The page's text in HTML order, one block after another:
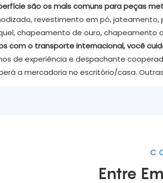
são os mais comuns para peças
revestimento em pó,
chapeamento de ouro, chapeamento
com o transporte internacional, você
de experiência e despachante
a mercadoria no escritório/casa.
Entre